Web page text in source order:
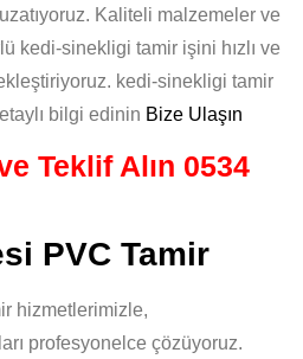
Kaliteli malzemeler ve
kedi-sinekligi tamir işini hızlı ve
kedi-sinekligi tamir
bilgi edinin Bize Ulaşın
Teklif Alın 0534
PVC Tamir
hizmetlerimizle,
profesyonelce çözüyoruz.